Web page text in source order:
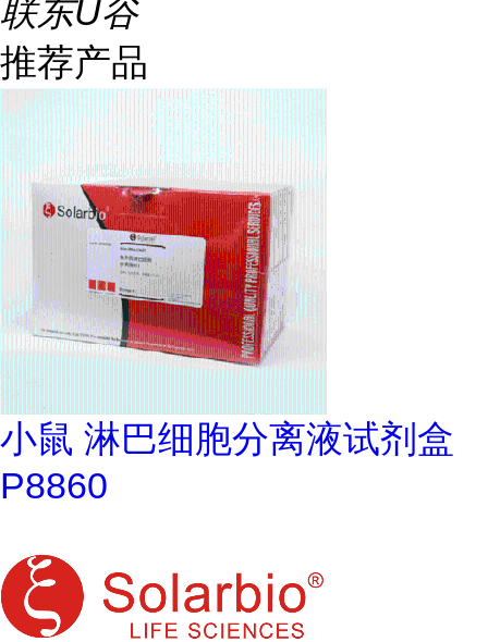
联东U谷
推荐产品
小鼠 淋巴细胞分离液试剂盒
P8860